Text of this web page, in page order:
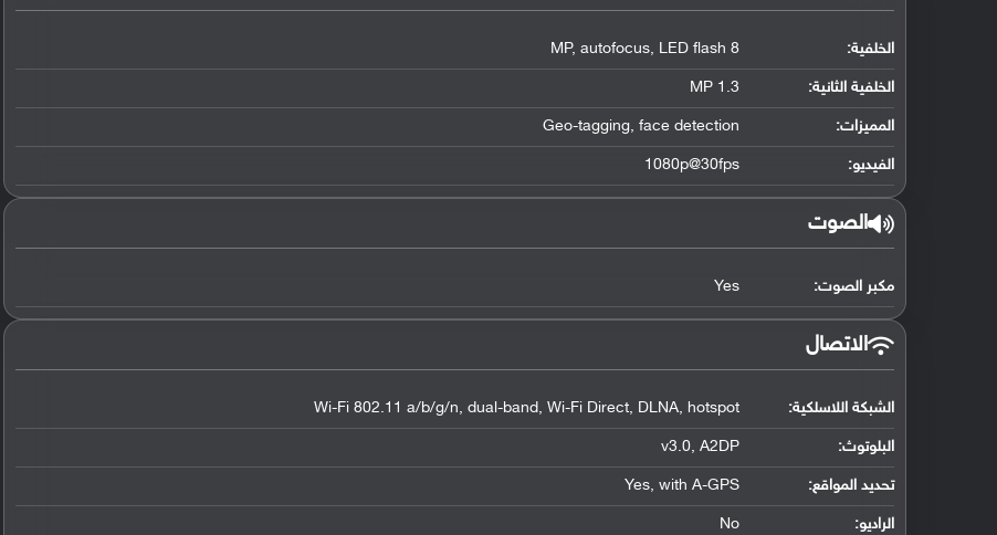
الخلفية: 8 MP, autofocus, LED flash
الخلفية الثانية: 1.3 MP
المميزات: Geo-tagging, face detection
الفيديو: 1080p@30fps
الصوت
مكبر الصوت: Yes
الاتصال
الشبكة اللاسلكية: Wi-Fi 802.11 a/b/g/n, dual-band, Wi-Fi Direct, DLNA, hotspot
البلوتوث:
v3.0, A2DP
تحديد المواقع:
Yes, with A-GPS
الراديو: No